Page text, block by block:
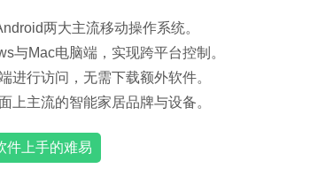
两大主流移动操作系统。
与Mac电脑端，实现跨平台控制。
进行访问，无需下载额外软件。
上主流的智能家居品牌与设备。
件上手的难易